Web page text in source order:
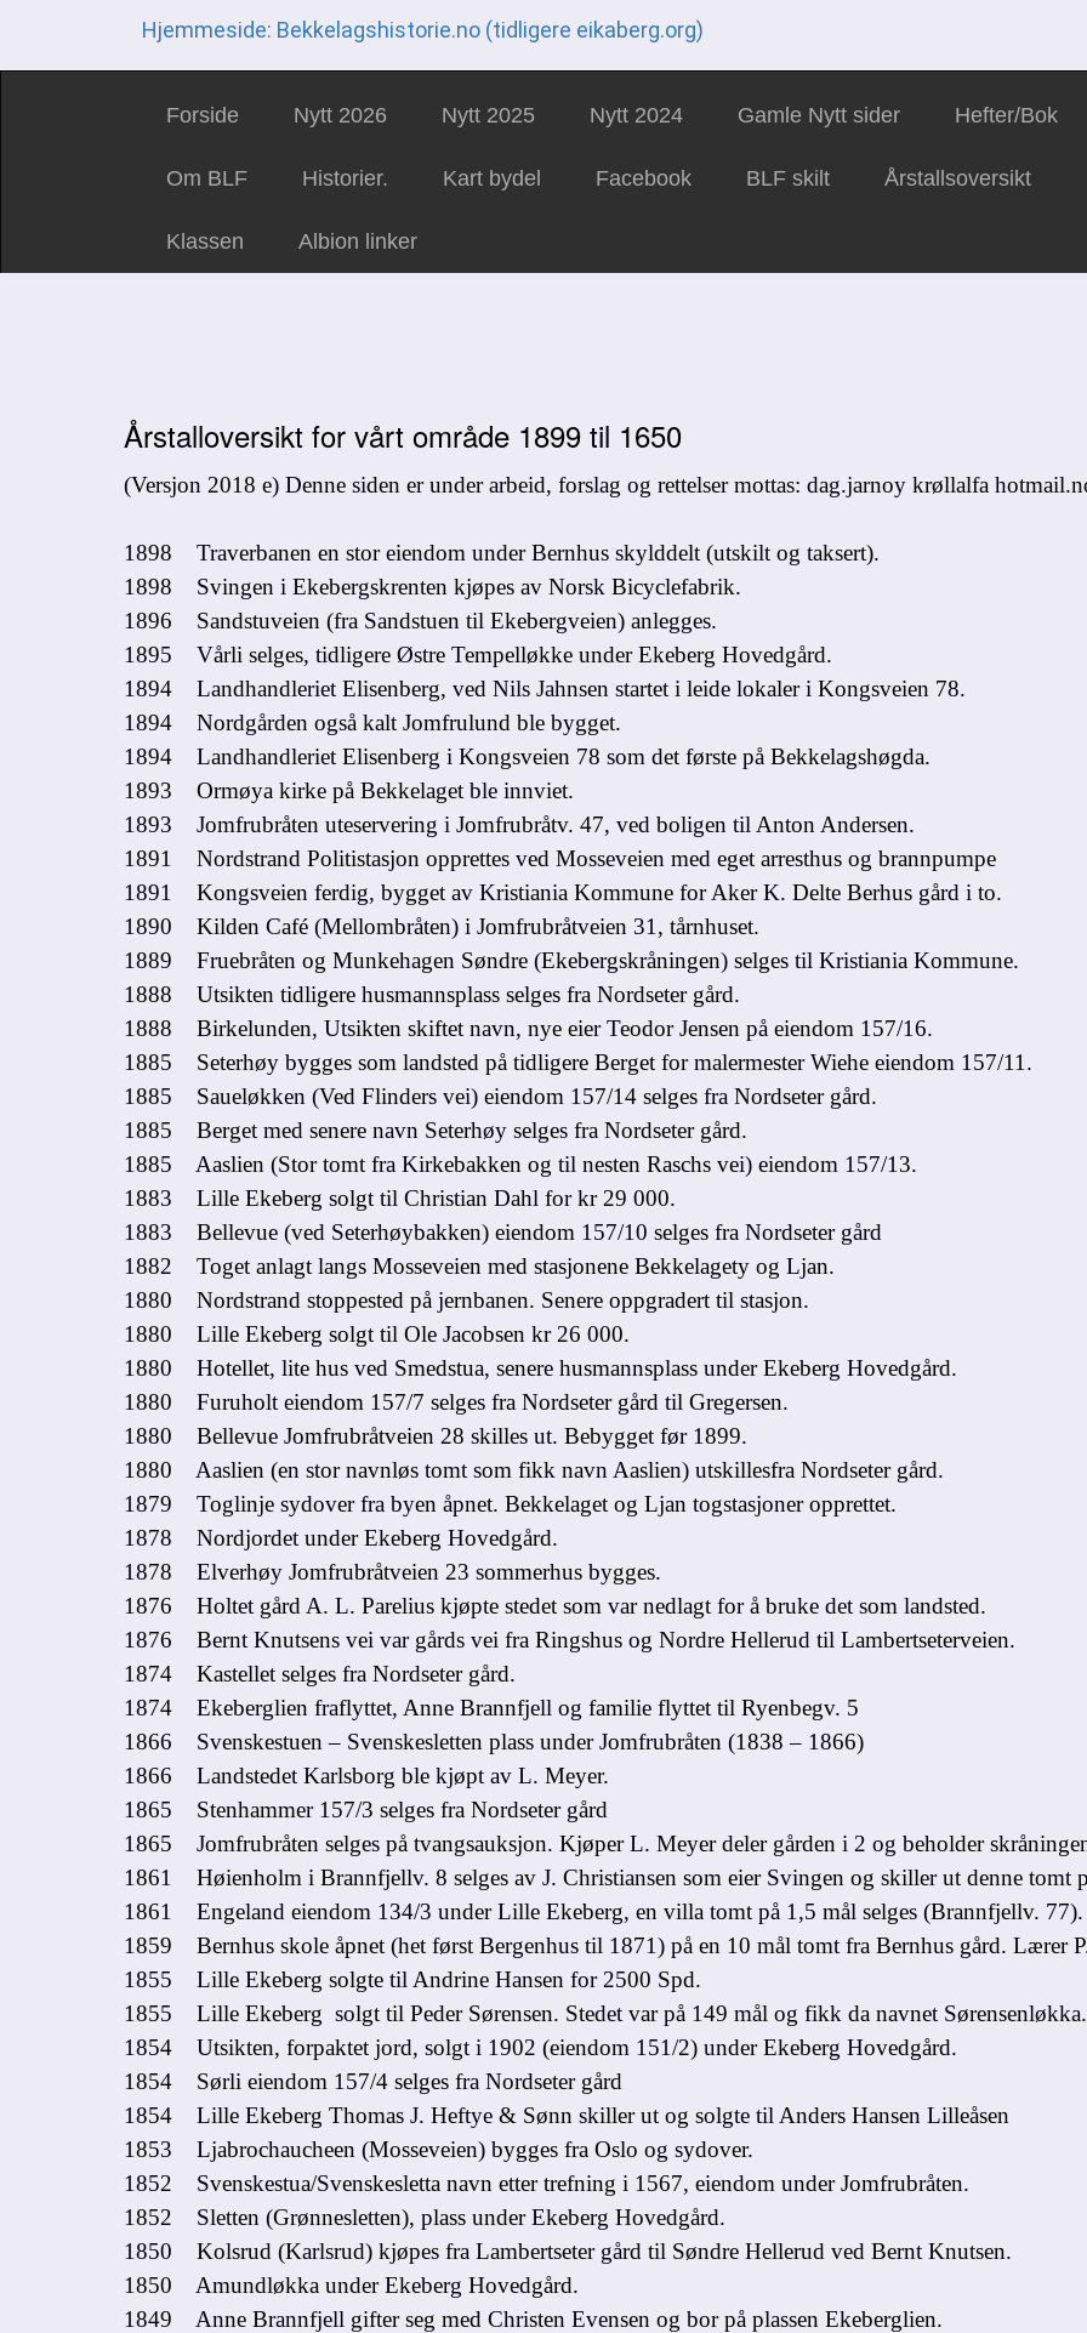
Hjemmeside: Bekkelagshistorie.no (tidligere eikaberg.org)
Forside Nytt 2026 Nytt 2025 Nytt 2024 Gamle Nytt sider Hefter/Bok
Om BLF Historier. Kart bydel Facebook BLF skilt Årstallsoversikt
Klassen Albion linker
Årstalloversikt for vårt område 1899 til 1650
(Versjon 2018 e) Denne siden er under arbeid, forslag og rettelser mottas: dag.jarnoy krøllalfa
1898 Traverbanen en stor eiendom under Bernhus skylddelt (utskilt og taksert).
1898 Svingen i Ekebergskrenten kjøpes av Norsk Bicyclefabrik.
1896 Sandstuveien (fra Sandstuen til Ekebergveien) anlegges.
1895 Vårli selges, tidligere Østre Tempelløkke under Ekeberg Hovedgård.
1894 Landhandleriet Elisenberg, ved Nils Jahnsen startet i leide lokaler i Kongsveien 78.
1894 Nordgården også kalt Jomfrulund ble bygget.
1894 Landhandleriet Elisenberg i Kongsveien 78 som det første på Bekkelagshøgda.
1893 Ormøya kirke på Bekkelaget ble innviet.
1893 Jomfrubråten uteservering i Jomfrubråtv. 47, ved boligen til Anton Andersen.
1891 Nordstrand Politistasjon opprettes ved Mosseveien med eget arresthus og brannpumpe
1891 Kongsveien ferdig, bygget av Kristiania Kommune for Aker K. Delte Berhus gård i to.
1890 Kilden Café (Mellombråten) i Jomfrubråtveien 31, tårnhuset.
1889 Fruebråten og Munkehagen Søndre (Ekebergskråningen) selges til Kristiania Kommune.
1888 Utsikten tidligere husmannsplass selges fra Nordseter gård.
1888 Birkelunden, Utsikten skiftet navn, nye eier Teodor Jensen på eiendom 157/16.
1885 Seterhøy bygges som landsted på tidligere Berget for malermester Wiehe eiendom 157/11.
1885 Saueløkken (Ved Flinders vei) eiendom 157/14 selges fra Nordseter gård.
1885 Berget med senere navn Seterhøy selges fra Nordseter gård.
1885 Aaslien (Stor tomt fra Kirkebakken og til nesten Raschs vei) eiendom 157/13.
1883 Lille Ekeberg solgt til Christian Dahl for kr 29 000.
1883 Bellevue (ved Seterhøybakken) eiendom 157/10 selges fra Nordseter gård
1882 Toget anlagt langs Mosseveien med stasjonene Bekkelagety og Ljan.
1880 Nordstrand stoppested på jernbanen. Senere oppgradert til stasjon.
1880 Lille Ekeberg solgt til Ole Jacobsen kr 26 000.
1880 Hotellet, lite hus ved Smedstua, senere husmannsplass under Ekeberg Hovedgård.
1880 Furuholt eiendom 157/7 selges fra Nordseter gård til Gregersen.
1880 Bellevue Jomfrubråtveien 28 skilles ut. Bebygget før 1899.
1880 Aaslien (en stor navnløs tomt som fikk navn Aaslien) utskillesfra Nordseter gård.
1879 Toglinje sydover fra byen åpnet. Bekkelaget og Ljan togstasjoner opprettet.
1878 Nordjordet under Ekeberg Hovedgård.
1878 Elverhøy Jomfrubråtveien 23 sommerhus bygges.
1876 Holtet gård A. L. Parelius kjøpte stedet som var nedlagt for å bruke det som landsted.
1876 Bernt Knutsens vei var gårds vei fra Ringshus og Nordre Hellerud til Lambertseterveien.
1874 Kastellet selges fra Nordseter gård.
1874 Ekeberglien fraflyttet, Anne Brannfjell og familie flyttet til Ryenbegv. 5
1866 Svenskestuen – Svenskesletten plass under Jomfrubråten (1838 – 1866)
1866 Landstedet Karlsborg ble kjøpt av L. Meyer.
1865 Stenhammer 157/3 selges fra Nordseter gård
1865 Jomfrubråten selges på tvangsauksjon. Kjøper L. Meyer deler gården i 2 og beholder
1861 Høienholm i Brannfjellv. 8 selges av J. Christiansen som eier Svingen og skiller ut denne tomt
1861 Engeland eiendom 134/3 under Lille Ekeberg, en villa tomt på 1,5 mål selges (Brannfjellv. 77).
1859 Bernhus skole åpnet (het først Bergenhus til 1871) på en 10 mål tomt fra Bernhus gård. Lærer
1855 Lille Ekeberg solgte til Andrine Hansen for 2500 Spd.
1855 Lille Ekeberg solgt til Peder Sørensen. Stedet var på 149 mål og fikk da navnet Sørensenløkka.
1854 Utsikten, forpaktet jord, solgt i 1902 (eiendom 151/2) under Ekeberg Hovedgård.
1854 Sørli eiendom 157/4 selges fra Nordseter gård
1854 Lille Ekeberg Thomas J. Heftye & Sønn skiller ut og solgte til Anders Hansen Lilleåsen
1853 Ljabrochaucheen (Mosseveien) bygges fra Oslo og sydover.
1852 Svenskestua/Svenskesletta navn etter trefning i 1567, eiendom under Jomfrubråten.
1852 Sletten (Grønnesletten), plass under Ekeberg Hovedgård.
1850 Kolsrud (Karlsrud) kjøpes fra Lambertseter gård til Søndre Hellerud ved Bernt Knutsen.
1850 Amundløkka under Ekeberg Hovedgård.
1849 Anne Brannfjell gifter seg med Christen Evensen og bor på plassen Ekeberglien.